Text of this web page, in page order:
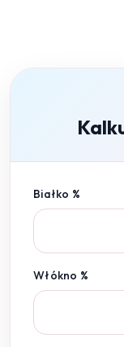
Białko %
Włókno %